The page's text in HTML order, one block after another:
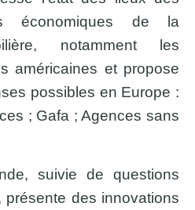
économiques de la
notamment les
américaines et propose
possibles en Europe :
; Gafa ; Agences sans
suivie de questions
des innovations